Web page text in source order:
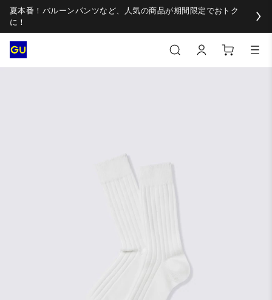
夏本番！バルーンパンツなど、人気の商品が期間限定でおトク
に！